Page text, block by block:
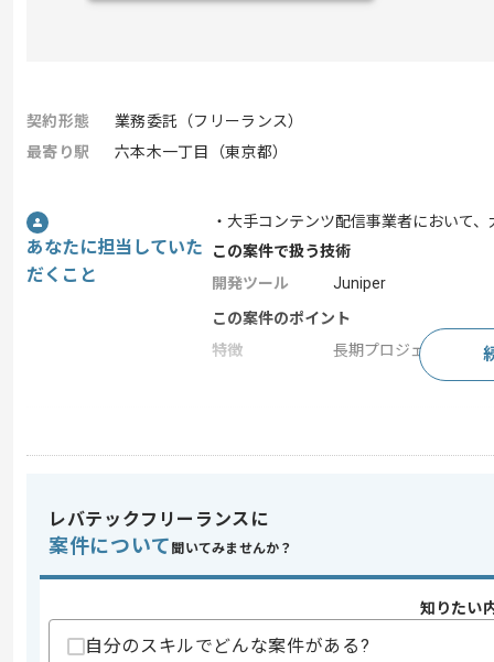
契約形態
業務委託（フリーランス）
最寄り駅
六本木一丁目（東京都）
あなたに担当していた
だくこと
・大手コンテンツ配信事業者において
この案件で扱う技術
開発ツール
Juniper
この案件のポイント
特徴
長期プロジェクト
スキル
歓迎スキル
・Juniper機器の取り扱い経験
上記に似た経験やスキルをお持ちであれば申
レバテックフリーランスに
案件について 聞いてみませんか？
知りたい
自分のスキルでどんな案件がある?